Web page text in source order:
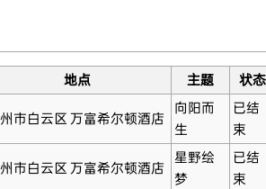
地点 主题
状态
市白云区 万富希尔顿酒店
向阳而
生
已结
束
市白云区 万富希尔顿酒店
星野绘
梦
已结
束